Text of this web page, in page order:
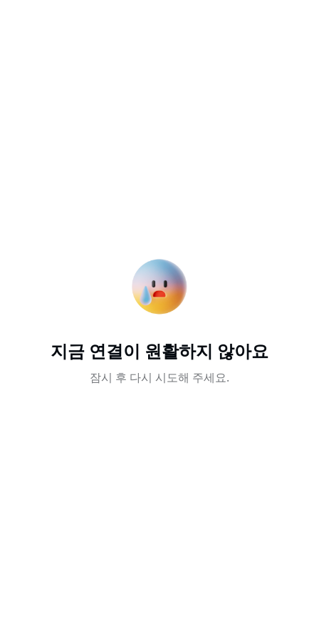
지금 연결이 원활하지 않아요
잠시 후 다시 시도해 주세요.